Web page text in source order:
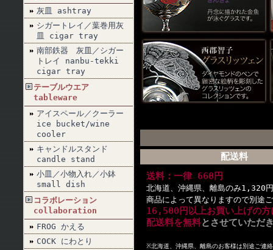
灰皿 ashtray
シガートレイ／葉巻用灰
皿 cigar tray
南部鉄器 灰皿／シガー
トレイ nanbu-tekki
cigar tray
テーブルウエア
tableware
アイスペール／クーラー
ice bucket/wine
cooler
キャンドルスタンド
candle stand
小皿／小物入れ／小鉢
small dish
コラボレーション
collaboration
FROG かえる
COCK にわとり
配送料
送料：一律 660円
北海道、沖縄県、離島のみ1,320
商品によって異なりますので別途
16,500円以上お買い上げの方
配送料を無料とさせていただ
※北海道、沖縄県、離島のお客様は別途ご連